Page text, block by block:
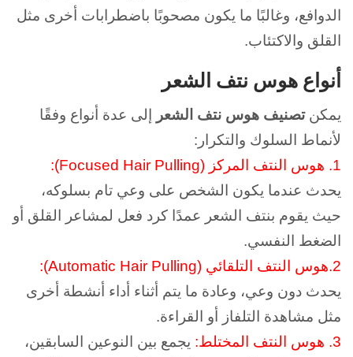
الدوافع، وغالبًا ما يكون مصحوبًا باضطرابات أخرى مثل
القلق والاكتئاب.
أنواع هوس نتف الشعر
يمكنتصنيف هوس نتف الشعر
إلى عدة أنواع وفقًا
لأنماط السلوك والتكرار:
1. هوس النتف المركز (Focused Hair Pulling):
يحدث عندما يكون الشخص على وعي تام بسلوكه،
حيث يقوم بنتف الشعر عمدًا كرد فعل لمشاعر القلق أو
الضغط النفسي.
2. هوس النتف التلقائي (Automatic Hair Pulling):
يحدث دون وعي، وعادة ما يتم أثناء أداء أنشطة أخرى
مثل مشاهدة التلفاز أو القراءة.
3. هوس النتف المختلط: يجمع بين النوعين السابقين،